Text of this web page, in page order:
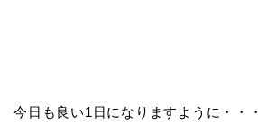
今日も良い1日になりますように・・・